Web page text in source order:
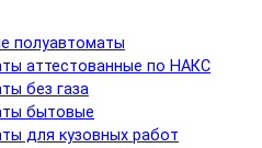
полуавтоматы
аттестованные по НАКС
без газа
бытовые
для кузовных работ